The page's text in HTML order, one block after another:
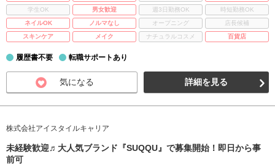
学生OK
男女歓迎 週3日勤務OK
時短勤務OK
ネイルOK
ノルマなし オープニング
店長候補
スキンケア
メイク ナチュラルコスメ 百貨店
履歴書不要 転職サポートあり
気になる 詳細を見る
株式会社アイスタイルキャリア
未経験歓迎♬大人気ブランド『SUQQU』で募集開始！即日から事
前可